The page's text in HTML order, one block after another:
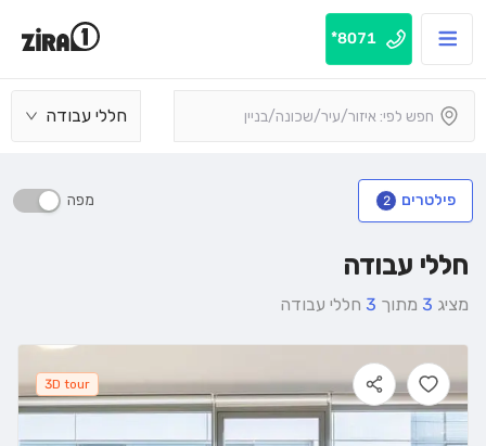
8071*
חללי עבודה
פילטרים 2 מפה
חללי עבודה
מציג 3 מתוך 3 חללי עבודה
3D tour